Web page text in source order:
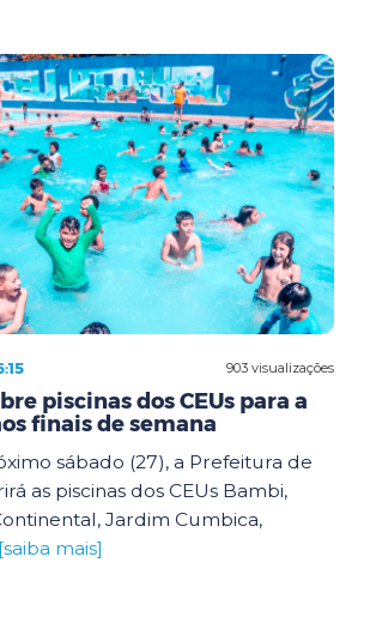
903 visualizações
piscinas dos CEUs para a
finais de semana
sábado (27), a Prefeitura de
as piscinas dos CEUs Bambi,
Jardim Cumbica,
[saiba mais]